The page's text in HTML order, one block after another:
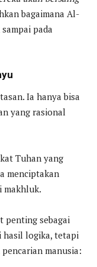
bagaimana Al-
pada
Ia hanya bisa
yang rasional
Tuhan yang
menciptakan
makhluk.
penting sebagai
hasil logika, tetapi
manusia: